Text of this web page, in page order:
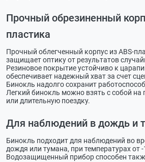
Прочный обрезиненный
пластика
Прочный облегченный корпус из ABS-
защищает оптику от результатов
Резиновое покрытие устойчиво к
обеспечивает надежный хват за счет
Бинокль надолго сохранит
Легкий бинокль можно взять с собой на
или длительную поездку.
Для наблюдений в дождь и
Бинокль подходит для наблюдений во
дождя или тумана, при температурах от -
Водозащищенный прибор способен